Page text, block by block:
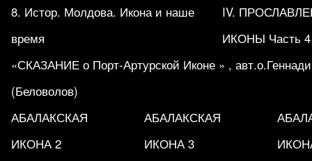
8. Истор. Молдова. Икона и наше
время
IV.
ИКОНЫ Часть 4
«СКАЗАНИЕ о Порт-Артурской Иконе » ,
(Беловолов)
АБАЛАКСКАЯ
ИКОНА 2
АБАЛАКСКАЯ
ИКОНА 3